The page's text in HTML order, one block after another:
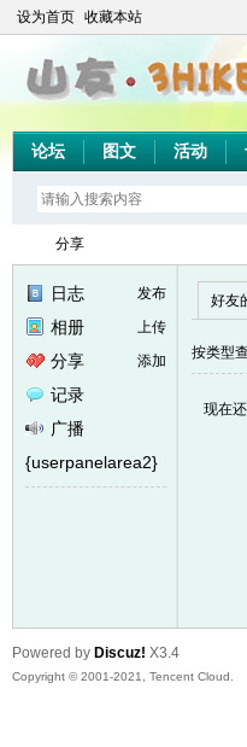
设为首页 收藏本站
论坛 图文 活动
分享
发布
日志
上传
相册
添加
分享
记录
广播
{userpanelarea2}
好友
按类型
现在
Powered by Discuz! X3.4
Copyright © 2001-2021, Tencent Cloud.